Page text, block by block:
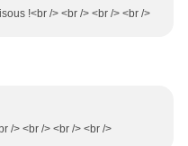
!<br /> <br /> <br /> <br />
/> <br /> <br /> <br />